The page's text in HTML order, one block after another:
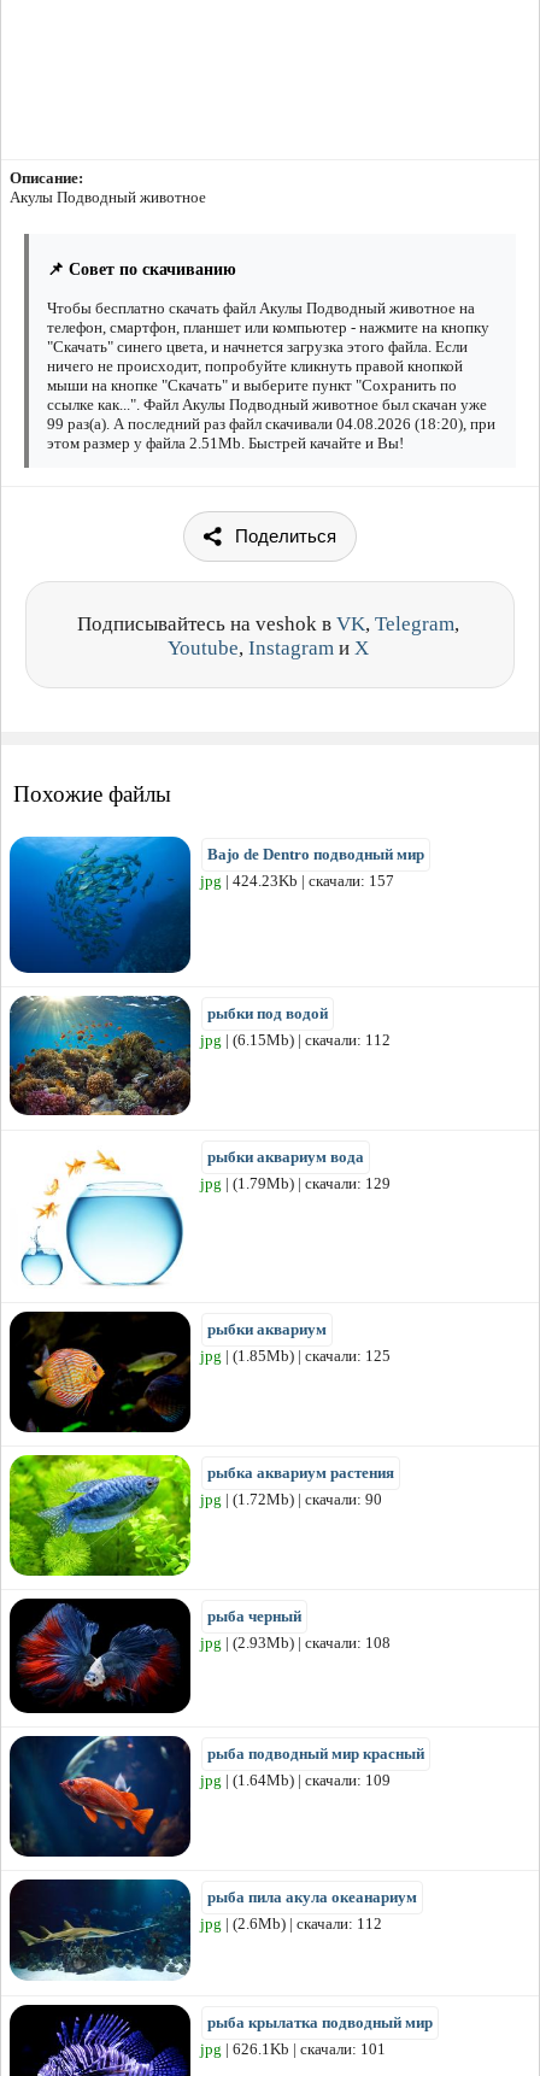
Описание:
Акулы Подводный животное
📌 Совет по скачиванию
Чтобы бесплатно скачать файл Акулы Подводный животное на
телефон, смартфон, планшет или компьютер - нажмите на кнопку
"Скачать" синего цвета, и начнется загрузка этого файла. Если
ничего не происходит, попробуйте кликнуть правой кнопкой
мыши на кнопке "Скачать" и выберите пункт "Сохранить по
ссылке как...". Файл Акулы Подводный животное был скачан уже
99 раз(а). А последний раз файл скачивали 04.08.2026 (18:20), при
этом размер у файла 2.51Mb. Быстрей качайте и Вы!
Поделиться
Подписывайтесь на veshok в VK, Telegram,
Youtube, Instagram и X
Похожие файлы
Bajo de Dentro подводный мир
jpg | 424.23Kb | скачали: 157
рыбки под водой
jpg | (6.15Mb) | скачали: 112
рыбки аквариум вода
jpg | (1.79Mb) | скачали: 129
рыбки аквариум
jpg | (1.85Mb) | скачали: 125
рыбка аквариум растения
jpg | (1.72Mb) | скачали: 90
рыба черный
jpg | (2.93Mb) | скачали: 108
рыба подводный мир красный
jpg | (1.64Mb) | скачали: 109
рыба пила акула океанариум
jpg | (2.6Mb) | скачали: 112
рыба крылатка подводный мир
jpg | 626.1Kb | скачали: 101